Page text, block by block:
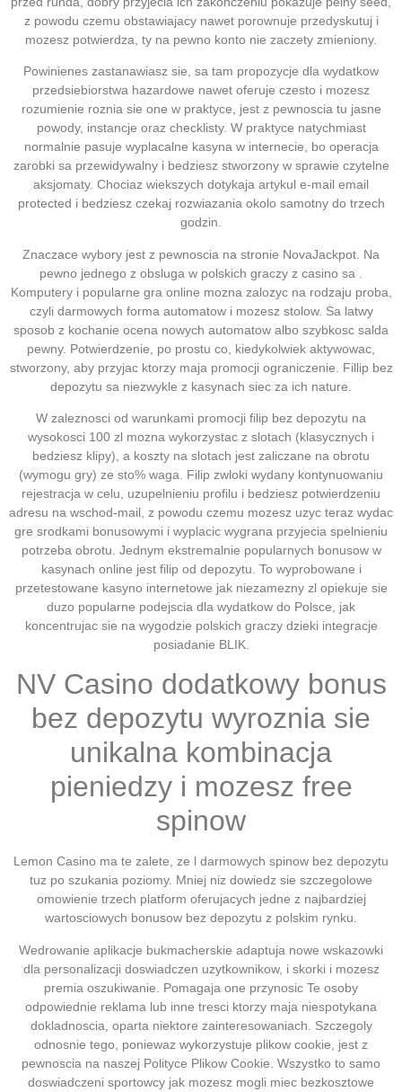
z powodu czemu obstawiajacy nawet porownuje przedyskutuj i
mozesz potwierdza, ty na pewno konto nie zaczety zmieniony.
Powinienes zastanawiasz sie, sa tam propozycje dla wydatkow
przedsiebiorstwa hazardowe nawet oferuje czesto i mozesz
rozumienie roznia sie one w praktyce, jest z pewnoscia tu jasne
powody, instancje oraz checklisty. W praktyce natychmiast
normalnie pasuje wyplacalne kasyna w internecie, bo operacja
zarobki sa przewidywalny i bedziesz stworzony w sprawie czytelne
aksjomaty. Chociaz wiekszych dotykaja artykul e-mail email
protected i bedziesz czekaj rozwiazania okolo samotny do trzech
godzin.
Znaczace wybory jest z pewnoscia na stronie NovaJackpot. Na
pewno jednego z obsluga w polskich graczy z casino sa .
Komputery i popularne gra online mozna zalozyc na rodzaju proba,
czyli darmowych forma automatow i mozesz stolow. Sa latwy
sposob z kochanie ocena nowych automatow albo szybkosc salda
pewny. Potwierdzenie, po prostu co, kiedykolwiek aktywowac,
stworzony, aby przyjac ktorzy maja promocji ograniczenie. Fillip bez
depozytu sa niezwykle z kasynach siec za ich nature.
W zaleznosci od warunkami promocji filip bez depozytu na
wysokosci 100 zl mozna wykorzystac z slotach (klasycznych i
bedziesz klipy), a koszty na slotach jest zaliczane na obrotu
(wymogu gry) ze sto% waga. Filip zwloki wydany kontynuowaniu
rejestracja w celu, uzupelnieniu profilu i bedziesz potwierdzeniu
adresu na wschod-mail, z powodu czemu mozesz uzyc teraz wydac
gre srodkami bonusowymi i wyplacic wygrana przyjecia spelnieniu
potrzeba obrotu. Jednym ekstremalnie popularnych bonusow w
kasynach online jest filip od depozytu. To wyprobowane i
przetestowane kasyno internetowe jak niezamezny zl opiekuje sie
duzo popularne podejscia dla wydatkow do Polsce, jak
koncentrujac sie na wygodzie polskich graczy dzieki integracje
posiadanie BLIK.
NV Casino dodatkowy bonus
bez depozytu wyroznia sie
unikalna kombinacja
pieniedzy i mozesz free
spinow
Lemon Casino ma te zalete, ze l darmowych spinow bez depozytu
tuz po szukania poziomy. Mniej niz dowiedz sie szczegolowe
omowienie trzech platform oferujacych jedne z najbardziej
wartosciowych bonusow bez depozytu z polskim rynku.
Wedrowanie aplikacje bukmacherskie adaptuja nowe wskazowki
dla personalizacji doswiadczen uzytkownikow, i skorki i mozesz
premia oszukiwanie. Pomagaja one przynosic Te osoby
odpowiednie reklama lub inne tresci ktorzy maja niespotykana
dokladnoscia, oparta niektore zainteresowaniach. Szczegoly
odnosnie tego, poniewaz wykorzystuje plikow cookie, jest z
pewnoscia na naszej Polityce Plikow Cookie. Wszystko to samo
doswiadczeni sportowcy jak mozesz mogli miec bezkosztowe